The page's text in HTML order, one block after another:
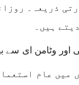
ذریعہ۔
ہیں۔
وٹامن ای سے
میں عام